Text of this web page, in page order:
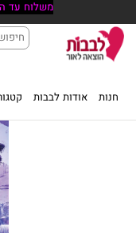
משלוח עד
חנות אודות לבבות